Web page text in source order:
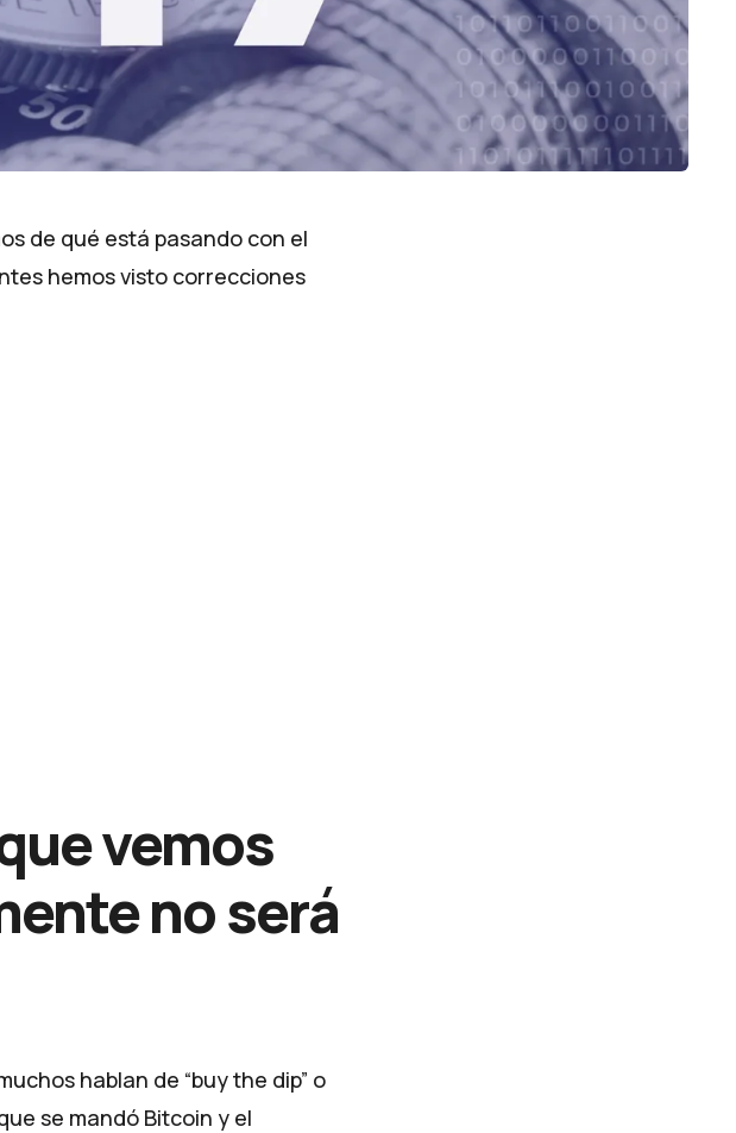
de qué está pasando con el
hemos visto correcciones
vemos
no será
hablan de “buy the dip” o
se mandó Bitcoin y el